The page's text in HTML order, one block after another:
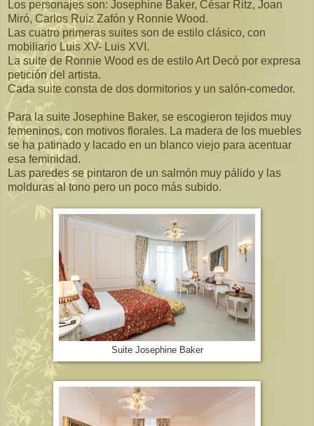
Los personajes son: Josephine Baker, César Ritz, Joan
Miró, Carlos Ruiz Zafón y Ronnie Wood.
Las cuatro primeras suites son de estilo clásico, con
mobiliario Luis XV- Luis XVI.
La suite de Ronnie Wood es de estilo Art Decó por expresa
petición del artista.
Cada suite consta de dos dormitorios y un salón-comedor.
Para la suite Josephine Baker, se escogieron tejidos muy
femeninos, con motivos florales. La madera de los muebles
se ha patinado y lacado en un blanco viejo para acentuar
esa feminidad.
Las paredes se pintaron de un salmón muy pálido y las
molduras al tono pero un poco más subido.
Suite Josephine Baker